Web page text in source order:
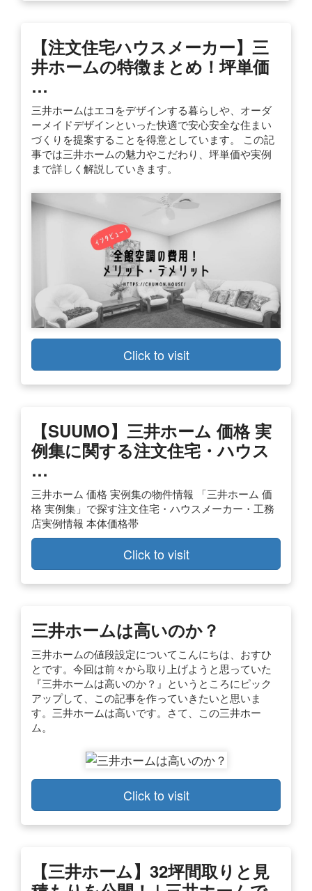
【注文住宅ハウスメーカー】三
井ホームの特徴まとめ！坪単価
…
三井ホームはエコをデザインする暮らしや、オーダ
ーメイドデザインといった快適で安心安全な住まい
づくりを提案することを得意としています。 この記
事では三井ホームの魅力やこだわり、坪単価や実例
まで詳しく解説していきます。
Click to visit
【SUUMO】三井ホーム 価格 実
例集に関する注文住宅・ハウス
…
三井ホーム 価格 実例集の物件情報 「三井ホーム 価
格 実例集」で探す注文住宅・ハウスメーカー・工務
店実例情報 本体価格帯
Click to visit
三井ホームは高いのか？
三井ホームの値段設定についてこんにちは、おすひ
とです。今回は前々から取り上げようと思っていた
『三井ホームは高いのか？』というところにピック
アップして、この記事を作っていきたいと思いま
す。三井ホームは高いです。さて、この三井ホー
ム。
Click to visit
【三井ホーム】32坪間取りと見